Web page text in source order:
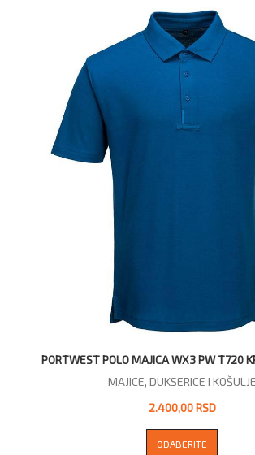
PORTWEST POLO MAJICA WX3 PW T720
MAJICE, DUKSERICE I KOŠULJE
2.400,00 RSD
ODABERITE